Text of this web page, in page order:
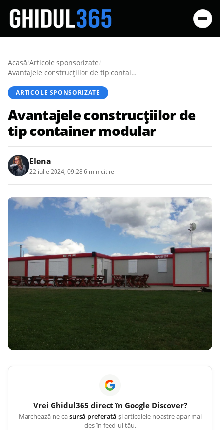
Acasă/Articole sponsorizate/
Avantajele construcțiilor de tip container modular
ARTICOLE SPONSORIZATE
Avantajele construcțiilor de
tip container modular
Elena
22 iulie 2024, 09:286 min citire
Vrei Ghidul365 direct în Google Discover?
Marchează-ne casursă preferată și articolele noastre apar mai
des în feed-ul tău.